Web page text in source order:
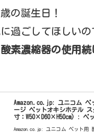
の誕生日！
過ごしてほしいの
素濃縮器の使用続
Amazon.co.jp: ユニコム ペ
ージ ペットオキシホテル ス
寸：W50×D60×H50cm) : ペ
Amazon.co.jp: ユニコム ペット用